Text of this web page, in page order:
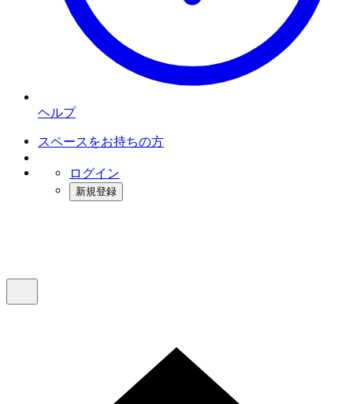
ヘルプ
スペースをお持ちの方
ログイン
新規登録